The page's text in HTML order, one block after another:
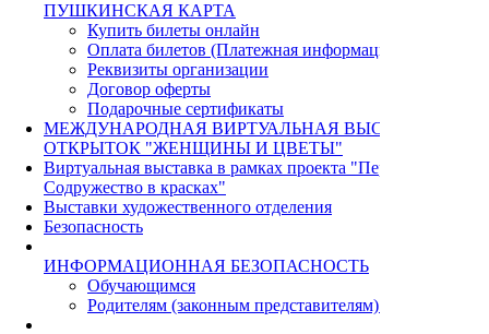
ПУШКИНСКАЯ КАРТА
Купить билеты онлайн
Оплата билетов (Платежная информация)
Реквизиты организации
Договор оферты
Подарочные сертификаты
МЕЖДУНАРОДНАЯ ВИРТУАЛЬНАЯ ВЫСТАВКА
ОТКРЫТОК "ЖЕНЩИНЫ И ЦВЕТЫ"
Виртуальная выставка в рамках проекта "Пермь - Циндао.
Содружество в красках"
Выставки художественного отделения
Безопасность
ИНФОРМАЦИОННАЯ БЕЗОПАСНОСТЬ
Обучающимся
Родителям (законным представителям) учащихся